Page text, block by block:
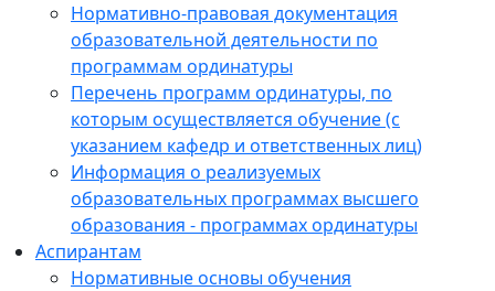
Нормативно-правовая документация
образовательной деятельности по
программам ординатуры
Перечень программ ординатуры, по
которым осуществляется обучение (с
указанием кафедр и ответственных лиц)
Информация о реализуемых
образовательных программах высшего
образования - программах ординатуры
Аспирантам
Нормативные основы обучения